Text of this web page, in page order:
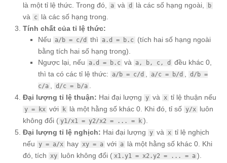
là một tỉ lệ thức. Trong đó,
a và d là các số hạng ngoài, b
và c là các số hạng trong.
Tính chất của tỉ lệ thức:
Nếu
a/b = c/d thì a.d = b.c (tích hai số hạng ngoài
bằng tích hai số hạng trong).
Ngược lại, nếu
a.d = b.c và a, b, c, d
đều khác 0,
thì ta có các tỉ lệ thức:
a/b = c/d , a/c = b/d , d/b =
c/a , d/c = b/a .
Đại lượng tỉ lệ thuận: Hai đại lượng y và x tỉ lệ thuận nếu
y = kx với k là một hằng số khác 0. Khi đó, tỉ số y/x luôn
không đổi ( y1/x1 = y2/x2 = ... = k ).
Đại lượng tỉ lệ nghịch: Hai đại lượng y và x tỉ lệ nghịch
nếu y = a/x hay xy = a với a là một hằng số khác 0. Khi
đó, tích xy luôn không đổi ( x1.y1 = x2.y2 = ... = a ).